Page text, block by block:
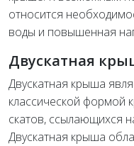
относится
воды и повышенная
Двускатная
Двускатная крыша
классической формой
скатов, ссылающихся
Двускатная крыша